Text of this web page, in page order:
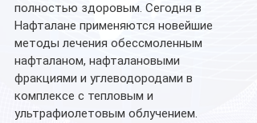
полностью здоровым. Сегодня в
Нафталане применяются новейшие
методы лечения обессмоленным
нафталаном, нафталановыми
фракциями и углеводородами в
комплексе с тепловым и
ультрафиолетовым облучением.